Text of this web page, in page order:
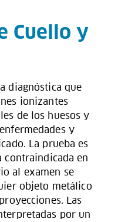
Cuello y
diagnóstica que
ionizantes
de los huesos y
y
La prueba es
en
al examen se
objeto metálico
Las
por un